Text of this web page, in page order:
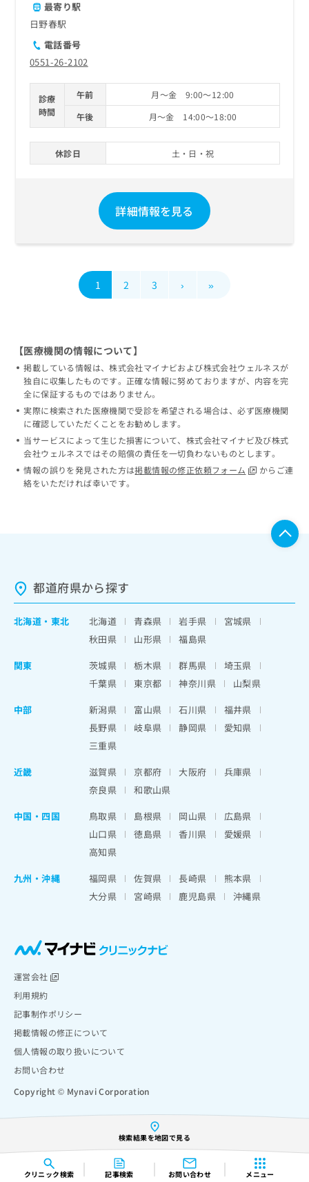
クリニック検索 記事検索 お問い合わせ メニュー
最寄り駅
日野春駅
電話番号
0551-26-2102
診療
時間
午前
月～金 9:00～12:00
午後
月～金 14:00～18:00
休診日 土・日・祝
詳細情報を見る
1 2 3 › »
検索結果を地図で見る
【医療機関の情報について】
掲載している情報は、株式会社マイナビおよび株式会社ウェルネスが
独自に収集したものです。正確な情報に努めておりますが、内容を完
全に保証するものではありません。
実際に検索された医療機関で受診を希望される場合は、必ず医療機関
に確認していただくことをお勧めします。
当サービスによって生じた損害について、株式会社マイナビ及び株式
会社ウェルネスではその賠償の責任を一切負わないものとします。
情報の誤りを発見された方は掲載情報の修正依頼フォーム
からご連
絡をいただければ幸いです。
都道府県から探す
北海道 ・ 東北 北海道 青森県 岩手県
宮城県
秋田県
山形県
福島県
関東
茨城県 栃木県 群馬県
埼玉県
千葉県
東京都 神奈川県
山梨県
中部
新潟県 富山県 石川県
福井県
長野県
岐阜県 静岡県
愛知県
三重県
近畿
滋賀県 京都府 大阪府
兵庫県
奈良県
和歌山県
中国・四国
鳥取県 島根県 岡山県
広島県
山口県
徳島県 香川県
愛媛県
高知県
九州・沖縄
福岡県 佐賀県 長崎県
熊本県
大分県
宮崎県 鹿児島県 沖縄県
運営会社
利用規約
記事制作ポリシー
掲載情報の修正について
個人情報の取り扱いについて
お問い合わせ
Copyright © Mynavi Corporation